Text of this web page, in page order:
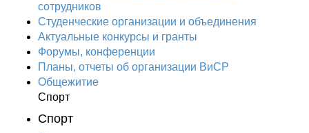
сотрудников
Студенческие организации и объединения
Актуальные конкурсы и гранты
Форумы, конференции
Планы, отчеты об организации ВиСР
Общежитие
Спорт
Спорт